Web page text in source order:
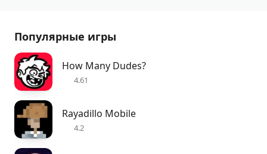
Популярные игры
How Many Dudes?
4.61
Rayadillo Mobile
4.2